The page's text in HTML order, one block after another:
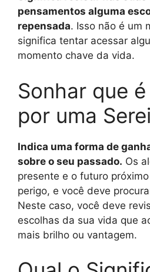
pensamentos alguma
repensada. Isso não é um
significa tentar acessar
momento chave da vida.
Sonhar que
por uma
Indica uma forma de
sobre o seu passado. Os
presente e o futuro
perigo, e você deve
Neste caso, você deve
escolhas da sua vida que
mais brilho ou vantagem.